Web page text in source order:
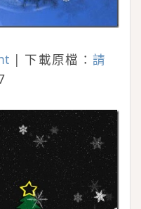
| 下載原檔：請